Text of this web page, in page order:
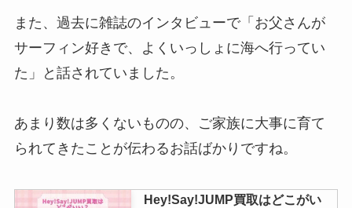
ジャニーズの番協に当たりやすい
人とは？おばさんや地方は当たら
ない？2人と一人の当たる確率も
ジャニーズの当落時間はいつわか
るの？仕組みは？当落メールの時
また、過去に雑誌のインタビューで「お父さんが
サーフィン好きで、よくいっしょに海へ行ってい
た」と話されていました。
あまり数は多くないものの、ご家族に大事に育て
られてきたことが伝わるお話ばかりですね。
Hey!Say!JUMP買取はどこがい